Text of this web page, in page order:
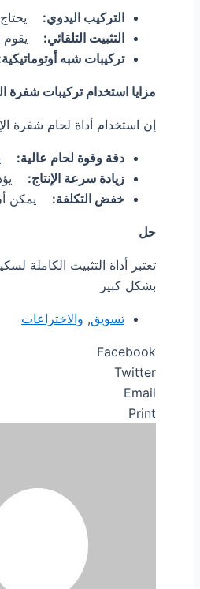
التركيب اليدوي: يحتاج
التثبيت التلقائي: يقوم
تركيبات شبه
مزايا استخدام تركيبات شفرة
إن استخدام أداة لحام شفرة
دقة وقوة لحام عالية:
زيادة سرعة الإنتاج:
خفض التكلفة: يمكن أن
حل
تعتبر أداة التثبيت الكاملة
بشكل كبير
تسويق, والاختراعات
Facebook
Twitter
Email
Print